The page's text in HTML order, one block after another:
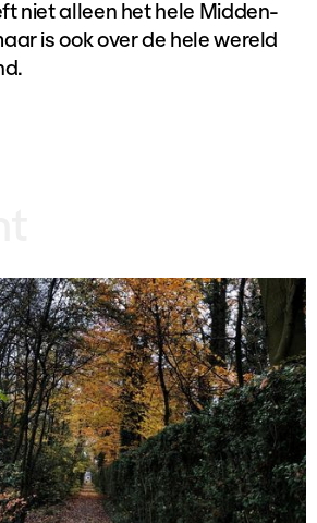
niet alleen het hele Midden-
is ook over de hele wereld